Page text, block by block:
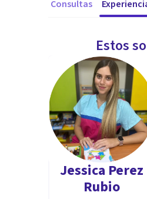
Consultas
Estos
Jessica Perez
Rubio